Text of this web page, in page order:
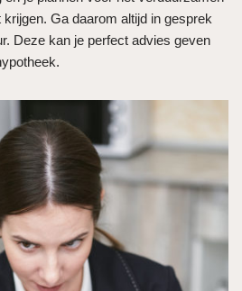
Ga daarom altijd in gesprek
Deze kan je perfect advies geven